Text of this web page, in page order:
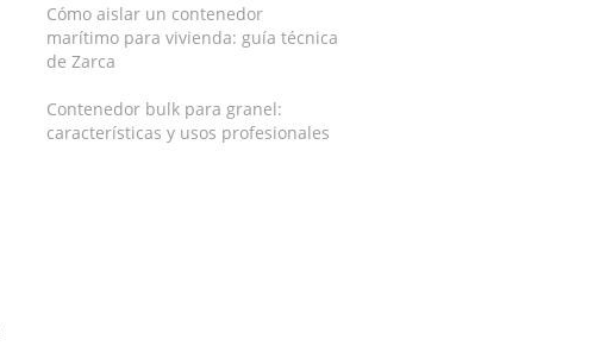
Cómo aislar un contenedor
marítimo para vivienda: guía técnica
de Zarca
Contenedor bulk para granel:
características y usos profesionales